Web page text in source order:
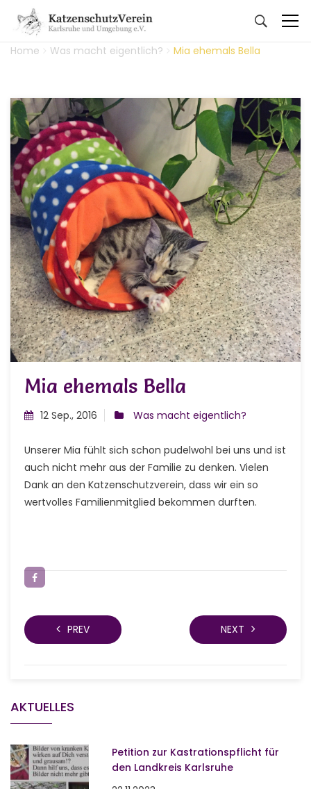
Home Was macht eigentlich? Mia ehemals Bella
Mia ehemals Bella
12 Sep., 2016 Was macht eigentlich?
Unserer Mia fühlt sich schon pudelwohl bei uns und ist
auch nicht mehr aus der Familie zu denken. Vielen
Dank an den Katzenschutzverein, dass wir ein so
wertvolles Familienmitglied bekommen durften.
PREV NEXT
AKTUELLES
Petition zur Kastrationspflicht für
den Landkreis Karlsruhe